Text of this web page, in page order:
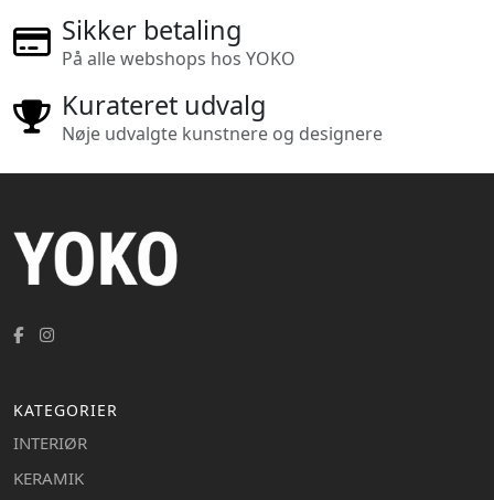
Sikker betaling
På alle webshops hos YOKO
Kurateret udvalg
Nøje udvalgte kunstnere og designere
KATEGORIER
INTERIØR
KERAMIK